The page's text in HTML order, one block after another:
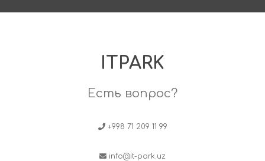
ITPARK
Есть вопрос?
+998 71 209 11 99
info@it-park.uz